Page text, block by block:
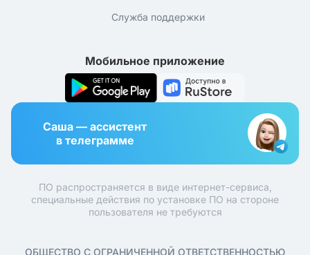
Служба поддержки
Мобильное приложение
Саша — ассистент
в телеграмме
ПО распространяется в виде интернет-сервиса,
специальные действия по установке ПО на стороне
пользователя не требуются
ОБЩЕСТВО С ОГРАНИЧЕННОЙ ОТВЕТСТВЕННОСТЬЮ